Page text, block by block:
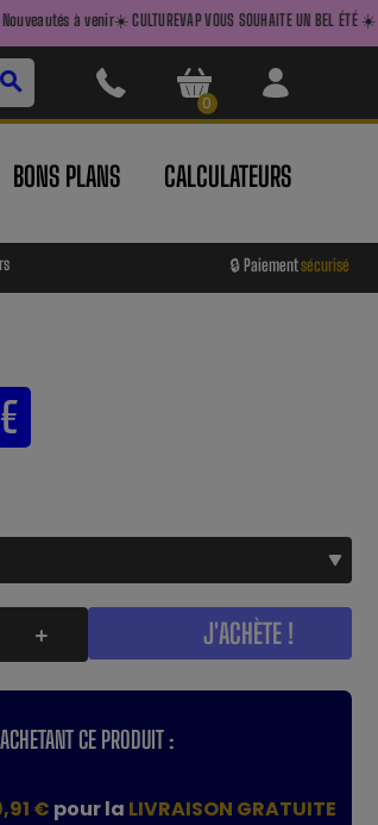
☀️ CULTUREVAP VOUS SOUHAITE UN BEL ÉTÉ ☀️ — FAITES
search
0
BONS PLANS CALCULATEURS
🔒 Paiementsécurisé
+ J'ACHÈTE !
CE PRODUIT :
€ pour la LIVRAISON GRATUITE